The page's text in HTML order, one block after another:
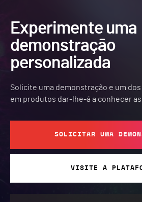
Experimente uma
demonstração
personalizada
Solicite uma demonstração e um
em produtos dar-lhe-á a conhecer
SOLICITAR UMA
VISITE A